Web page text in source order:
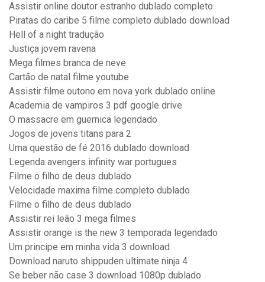
Assistir online doutor estranho dublado completo
Piratas do caribe 5 filme completo dublado download
Hell of a night tradução
Justiça jovem ravena
Mega filmes branca de neve
Cartão de natal filme youtube
Assistir filme outono em nova york dublado online
Academia de vampiros 3 pdf google drive
O massacre em guernica legendado
Jogos de jovens titans para 2
Uma questão de fé 2016 dublado download
Legenda avengers infinity war portugues
Filme o filho de deus dublado
Velocidade maxima filme completo dublado
Filme o filho de deus dublado
Assistir rei leão 3 mega filmes
Assistir orange is the new 3 temporada legendado
Um principe em minha vida 3 download
Download naruto shippuden ultimate ninja 4
Se beber não case 3 download 1080p dublado